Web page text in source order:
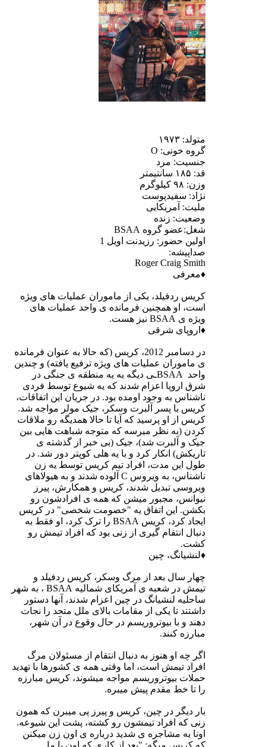
متولد: ۱۹۷۳
گروه خونی: O
جنسیت: مرد
قد: ۱۸۵ سانتیمتر
وزن: ۹۸ کیلوگرم
نژاد: سفیدپوست
ملیت: آمریکایی
وضعیت: زنده
شغل:عضو گروه BSAA
اولین حضور: رزیدنت اویل 1
صداپیشه:
Roger Craig Smith
♦معرفی
کریس ردفیلد، یکی از ماموران عملیات های ویژه
است، او همچنین فرمانده ی واحد عملیات های
ویژه ی BSAA نیز هست.
♦اروپای شرقی
در دسامبر 2012، کریس (که حالا به عنوان فرمانده
ی ماموران عملیات های ویژه ترفیع یافته) و چندین
واحد BSAAـی دیگه به یه منطقه ی جنگی در
شرق اروپا اعزام شدند که یه شیوع توسط فردی
ناشناس به وجود اومده بود. در جریان این اتفاقات،
کریس با پسر آلبرت وسکر، جیک مولر مواجه شد.
کریس از او پرسید که آیا تا حالا همدیگه رو ملاقات
کردن (به نظر میرسه که متوجه شباهت هایی بین
جیک و آلبرت شد)، جیک (بی خبر از گذشته ی
تاریکش) انکار کرد و با یه هلی کوپتر دور شد. در
طول این مدت، افراد تیم کریس توسط یه زن
ناشناس، به ویروس C آلوده شدند و به هیولاهای
ویروسی تبدیل شدند، کریس و همکارش، پیرز
نیوانس، مجبور میشن که همه ی افرادشون رو
بکشن. این اتفاق یه "خصومت شخصی" در کریس
ایجاد کرد، کریس BSAA را ترک کرد، او فقط به
دنبال انتقام گیری از زنی بود که افراد تیمش رو
کشت.
♦لنشیانگ، چین
چهار سال بعد از مرگ وسکر، کریس ردفیلد و
تیمش در شعبه ی آمریکای شمالیه BSAA ، به شهر
ساحلیه لنشیانگ در چین اعزام شدند، آنها دستور
داشتند تا یکی از مقامات بالای ملل متحد را نجات
دهند و با بیوتروریسم در حال وقوع در آن شهر،
مبارزه کنند.
اگر چه او هنوز به دنبال انتقام از مسئولان مرگ
افراد تیمش است، اما وقتی همه ی کشورها با تهدید
حملات بیوتروریسم مواجه میشوند، کریس مبارزه
را تا خط مقدم پیش میبره.
بار دیگر در چین، کریس و پیرز پی میبرن که همون
زنی که افراد تیمشون رو کشته، پشت این شیوعه.
اونا یه مشاجره ی شدید درباره ی اون زن میکنن
که کریس میگه: "بعد از کاری که اون با ما